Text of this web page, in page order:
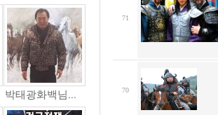
박태광화백님...
71
70